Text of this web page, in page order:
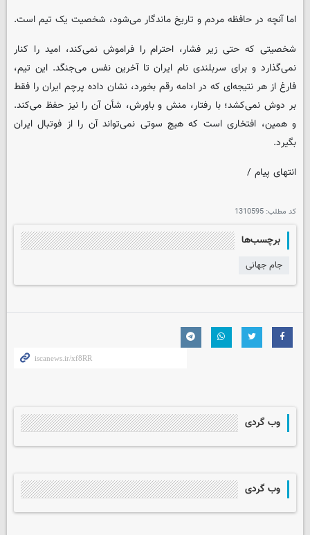
اما آنچه در حافظه مردم و تاریخ ماندگار می‌شود، شخصیت یک تیم است.
شخصیتی که حتی زیر فشار، احترام را فراموش نمی‌کند، امید را کنار
نمی‌گذارد و برای سربلندی نام ایران تا آخرین نفس می‌جنگد. این تیم،
فارغ از هر نتیجه‌ای که در ادامه رقم بخورد، نشان داده پرچم ایران را فقط
بر دوش نمی‌کشد؛ با رفتار، منش و باورش، شأن آن را نیز حفظ می‌کند.
و همین، افتخاری است که هیچ سوتی نمی‌تواند آن را از فوتبال ایران
بگیرد.
انتهای پیام /
کد مطلب: 1310595
برچسب‌ها
جام جهانی
وب گردی
وب گردی